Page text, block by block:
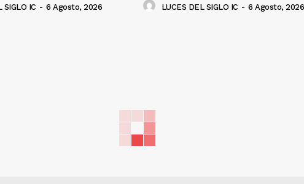
SIGLO IC - 6 Agosto, 2026 LUCES DEL SIGLO IC - 6 Agosto, 2026